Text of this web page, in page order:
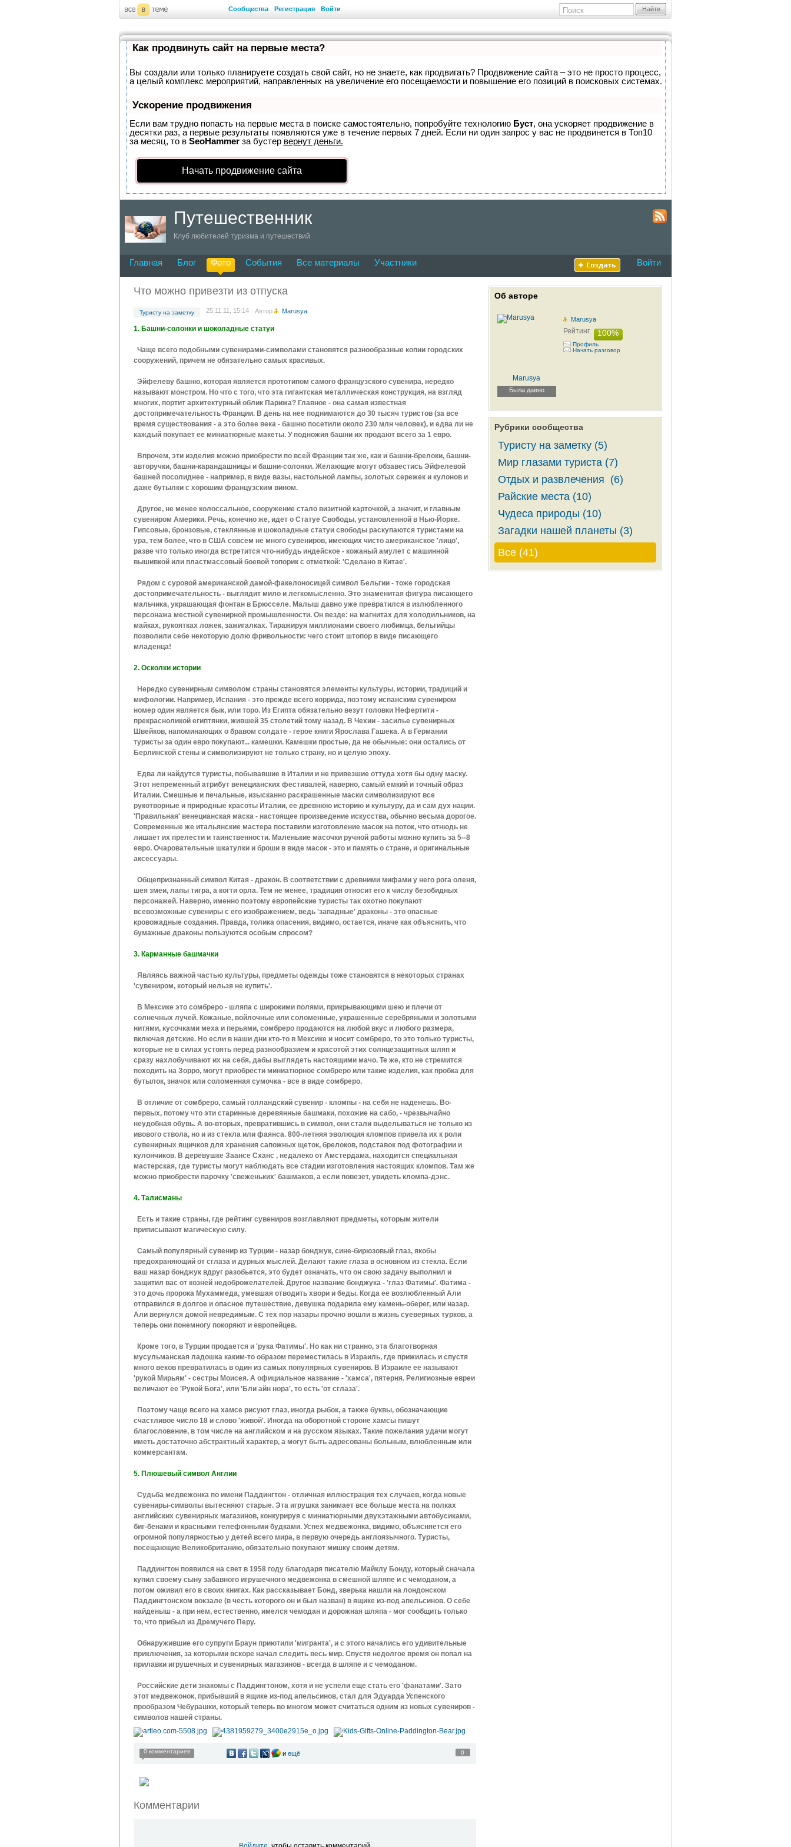
Сообщества Регистрация Войти Найти
Как продвинуть сайт на первые места?
Вы создали или только планируете создать свой сайт, но не знаете, как продвигать? Продвижение сайта – это не просто процесс,
а целый комплекс мероприятий, направленных на увеличение его посещаемости и повышение его позиций в поисковых системах.
Ускорение продвижения
Если вам трудно попасть на первые места в поиске самостоятельно, попробуйте технологию Буст, она ускоряет продвижение в
десятки раз, а первые результаты появляются уже в течение первых 7 дней. Если ни один запрос у вас не продвинется в Топ10
за месяц, то в SeoHammerза бустер вернут деньги.
Начать продвижение сайта
Путешественник
Клуб любителей туризма и путешествий
Главная Блог Фото События Все материалы Участники Войти
Что можно привезти из отпуска
Туристу на заметку 25.11.11, 15:14 Автор Marusya
1. Башни-солонки и шоколадные статуи
Чаще всего подобными сувенирами-символами становятся разнообразные копии городских
сооружений, причем не обязательно самых красивых.
Эйфелеву башню, которая является прототипом самого французского сувенира, нередко
называют монстром. Но что с того, что эта гигантская металлическая конструкция, на взгляд
многих, портит архитектурный облик Парижа? Главное - она самая известная
достопримечательность Франции. В день на нее поднимаются до 30 тысяч туристов (за все
время существования - а это более века - башню посетили около 230 млн человек), и едва ли не
каждый покупает ее миниатюрные макеты. У подножия башни их продают всего за 1 евро.
Впрочем, эти изделия можно приобрести по всей Франции так же, как и башни-брелоки, башни-
авторучки, башни-карандашницы и башни-солонки. Желающие могут обзавестись Эйфелевой
башней посолиднее - например, в виде вазы, настольной лампы, золотых сережек и кулонов и
даже бутылки с хорошим французским вином.
Другое, не менее колоссальное, сооружение стало визитной карточкой, а значит, и главным
сувениром Америки. Речь, конечно же, идет о Статуе Свободы, установленной в Нью-Йорке.
Гипсовые, бронзовые, стеклянные и шоколадные статуи свободы раскупаются туристами на
ура, тем более, что в США совсем не много сувениров, имеющих чисто американское 'лицо',
разве что только иногда встретится что-нибудь индейское - кожаный амулет с машинной
вышивкой или пластмассовый боевой топорик с отметкой: 'Сделано в Китае'.
Рядом с суровой американской дамой-факелоносицей символ Бельгии - тоже городская
достопримечательность - выглядит мило и легкомысленно. Это знаменитая фигура писающего
мальчика, украшающая фонтан в Брюсселе. Малыш давно уже превратился в излюбленного
персонажа местной сувенирной промышленности. Он везде: на магнитах для холодильников, на
майках, рукоятках ложек, зажигалках. Тиражируя миллионами своего любимца, бельгийцы
позволили себе некоторую долю фривольности: чего стоит штопор в виде писающего
младенца!
2. Осколки истории
Нередко сувенирным символом страны становятся элементы культуры, истории, традиций и
мифологии. Например, Испания - это прежде всего коррида, поэтому испанским сувениром
номер один является бык, или торо. Из Египта обязательно везут головки Нефертити -
прекрасноликой египтянки, жившей 35 столетий тому назад. В Чехии - засилье сувенирных
Швейков, напоминающих о бравом солдате - герое книги Ярослава Гашека. А в Германии
туристы за один евро покупают... камешки. Камешки простые, да не обычные: они остались от
Берлинской стены и символизируют не только страну, но и целую эпоху.
Едва ли найдутся туристы, побывавшие в Италии и не привезшие оттуда хотя бы одну маску.
Этот непременный атрибут венецианских фестивалей, наверно, самый емкий и точный образ
Италии. Смешные и печальные, изысканно раскрашенные маски символизируют все
рукотворные и природные красоты Италии, ее древнюю историю и культуру, да и сам дух нации.
'Правильная' венецианская маска - настоящее произведение искусства, обычно весьма дорогое.
Современные же итальянские мастера поставили изготовление масок на поток, что отнюдь не
лишает их прелести и таинственности. Маленькие масочки ручной работы можно купить за 5--8
евро. Очаровательные шкатулки и броши в виде масок - это и память о стране, и оригинальные
аксессуары.
Общепризнанный символ Китая - дракон. В соответствии с древними мифами у него рога оленя,
шея змеи, лапы тигра, а когти орла. Тем не менее, традиция относит его к числу безобидных
персонажей. Наверно, именно поэтому европейские туристы так охотно покупают
всевозможные сувениры с его изображением, ведь 'западные' драконы - это опасные
кровожадные создания. Правда, толика опасения, видимо, остается, иначе как объяснить, что
бумажные драконы пользуются особым спросом?
3. Карманные башмачки
Являясь важной частью культуры, предметы одежды тоже становятся в некоторых странах
'сувениром, который нельзя не купить'.
В Мексике это сомбреро - шляпа с широкими полями, прикрывающими шею и плечи от
солнечных лучей. Кожаные, войлочные или соломенные, украшенные серебряными и золотыми
нитями, кусочками меха и перьями, сомбреро продаются на любой вкус и любого размера,
включая детские. Но если в наши дни кто-то в Мексике и носит сомбреро, то это только туристы,
которые не в силах устоять перед разнообразием и красотой этих солнцезащитных шляп и
сразу нахлобучивают их на себя, дабы выглядеть настоящими мачо. Те же, кто не стремится
походить на Зорро, могут приобрести миниатюрное сомбреро или такие изделия, как пробка для
бутылок, значок или соломенная сумочка - все в виде сомбреро.
В отличие от сомбреро, самый голландский сувенир - кломпы - на себя не наденешь. Во-
первых, потому что эти старинные деревянные башмаки, похожие на сабо, - чрезвычайно
неудобная обувь. А во-вторых, превратившись в символ, они стали выделываться не только из
ивового ствола, но и из стекла или фаянса. 800-летняя эволюция кломпов привела их к роли
сувенирных ящичков для хранения сапожных щеток, брелоков, подставок под фотографии и
кулончиков. В деревушке Заансе Сханс , недалеко от Амстердама, находится специальная
мастерская, где туристы могут наблюдать все стадии изготовления настоящих кломпов. Там же
можно приобрести парочку 'свеженьких' башмаков, а если повезет, увидеть кломпа-дэнс.
4. Талисманы
Есть и такие страны, где рейтинг сувениров возглавляют предметы, которым жители
приписывают магическую силу.
Самый популярный сувенир из Турции - назар бонджук, сине-бирюзовый глаз, якобы
предохраняющий от сглаза и дурных мыслей. Делают такие глаза в основном из стекла. Если
ваш назар бонджук вдруг разобьется, это будет означать, что он свою задачу выполнил и
защитил вас от козней недоброжелателей. Другое название бонджука - 'глаз Фатимы'. Фатима -
это дочь пророка Мухаммеда, умевшая отводить хвори и беды. Когда ее возлюбленный Али
отправился в долгое и опасное путешествие, девушка подарила ему камень-оберег, или назар.
Али вернулся домой невредимым. С тех пор назары прочно вошли в жизнь суеверных турков, а
теперь они понемногу покоряют и европейцев.
Кроме того, в Турции продается и 'рука Фатимы'. Но как ни странно, эта благотворная
мусульманская ладошка каким-то образом переместилась в Израиль, где прижилась и спустя
много веков превратилась в один из самых популярных сувениров. В Израиле ее называют
'рукой Мирьям' - сестры Моисея. А официальное название - 'хамса', пятерня. Религиозные евреи
величают ее 'Рукой Бога', или 'Бли айн нора', то есть 'от сглаза'.
Поэтому чаще всего на хамсе рисуют глаз, иногда рыбок, а также буквы, обозначающие
счастливое число 18 и слово 'живой'. Иногда на оборотной стороне хамсы пишут
благословение, в том числе на английском и на русском языках. Такие пожелания удачи могут
иметь достаточно абстрактный характер, а могут быть адресованы больным, влюбленным или
коммерсантам.
5. Плюшевый символ Англии
Судьба медвежонка по имени Паддингтон - отличная иллюстрация тех случаев, когда новые
сувениры-символы вытесняют старые. Эта игрушка занимает все больше места на полках
английских сувенирных магазинов, конкурируя с миниатюрными двухэтажными автобусиками,
биг-бенами и красными телефонными будками. Успех медвежонка, видимо, объясняется его
огромной популярностью у детей всего мира, в первую очередь англоязычного. Туристы,
посещающие Великобританию, обязательно покупают мишку своим детям.
Паддингтон появился на свет в 1958 году благодаря писателю Майклу Бонду, который сначала
купил своему сыну забавного игрушечного медвежонка в смешной шляпе и с чемоданом, а
потом оживил его в своих книгах. Как рассказывает Бонд, зверька нашли на лондонском
Паддингтонском вокзале (в честь которого он и был назван) в ящике из-под апельсинов. О себе
найденыш - а при нем, естественно, имелся чемодан и дорожная шляпа - мог сообщить только
то, что прибыл из Дремучего Перу.
Обнаружившие его супруги Браун приютили 'мигранта', и с этого начались его удивительные
приключения, за которыми вскоре начал следить весь мир. Спустя недолгое время он попал на
прилавки игрушечных и сувенирных магазинов - всегда в шляпе и с чемоданом.
Российские дети знакомы с Паддингтоном, хотя и не успели еще стать его 'фанатами'. Зато
этот медвежонок, прибывший в ящике из-под апельсинов, стал для Эдуарда Успенского
прообразом Чебурашки, который теперь во многом может считаться одним из новых сувениров -
символов нашей страны.
0
0 комментариев и ещё
Комментарии
Об авторе
Marusya
Была давно
Marusya
Рейтинг 100%
Профиль
Начать разговор
Рубрики сообщества
Туристу на заметку (5)
Мир глазами туриста (7)
Отдых и развлечения (6)
Райские места (10)
Чудеса природы (10)
Загадки нашей планеты (3)
Все (41)